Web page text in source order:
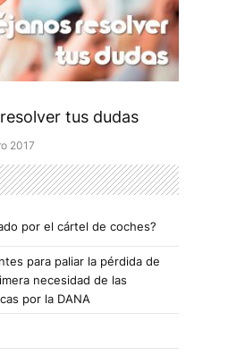
tus dudas
2017
por el cártel de coches?
para paliar la pérdida de
necesidad de las
por la DANA